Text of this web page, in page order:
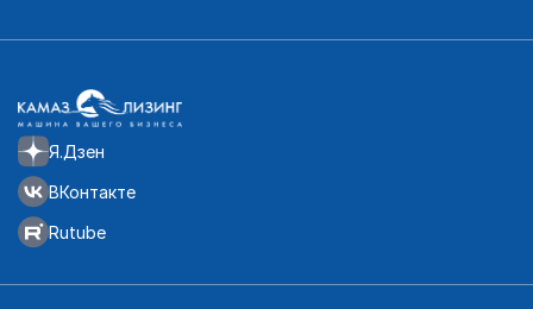
Я.Дзен
ВКонтакте
Rutube